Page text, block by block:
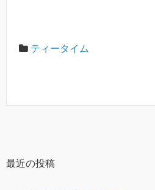
ティータイム
最近の投稿